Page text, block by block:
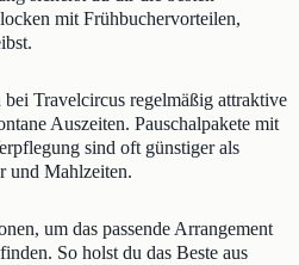
mit Frühbuchervorteilen,
Travelcircus regelmäßig attraktive
Auszeiten. Pauschalpakete mit
sind oft günstiger als
und Mahlzeiten.
um das passende Arrangement
So holst du das Beste aus